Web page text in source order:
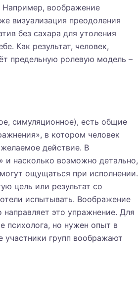
Например, воображение
визуализация преодоления
без сахара для утоления
Как результат, человек,
предельную ролевую модель –
симуляционное), есть общие
в котором человек
действие. В
и насколько возможно детально,
ощущаться при исполнении.
цель или результат со
испытывать. Воображение
это упражнение. Для
психолога, но нужен опыт в
участники групп воображают